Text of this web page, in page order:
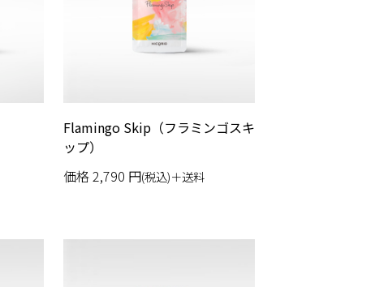
Flamingo Skip（フラミンゴスキ
ップ）
価格2,790 円(税込)＋送料